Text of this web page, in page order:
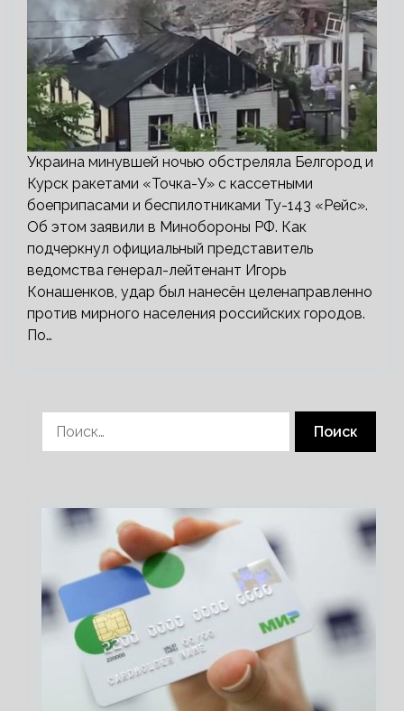
Украина минувшей ночью обстреляла Белгород и
Курск ракетами «Точка-У» с кассетными
боеприпасами и беспилотниками Ту-143 «Рейс».
Об этом заявили в Минобороны РФ. Как
подчеркнул официальный представитель
ведомства генерал-лейтенант Игорь
Конашенков, удар был нанесён целенаправленно
против мирного населения российских городов.
По…